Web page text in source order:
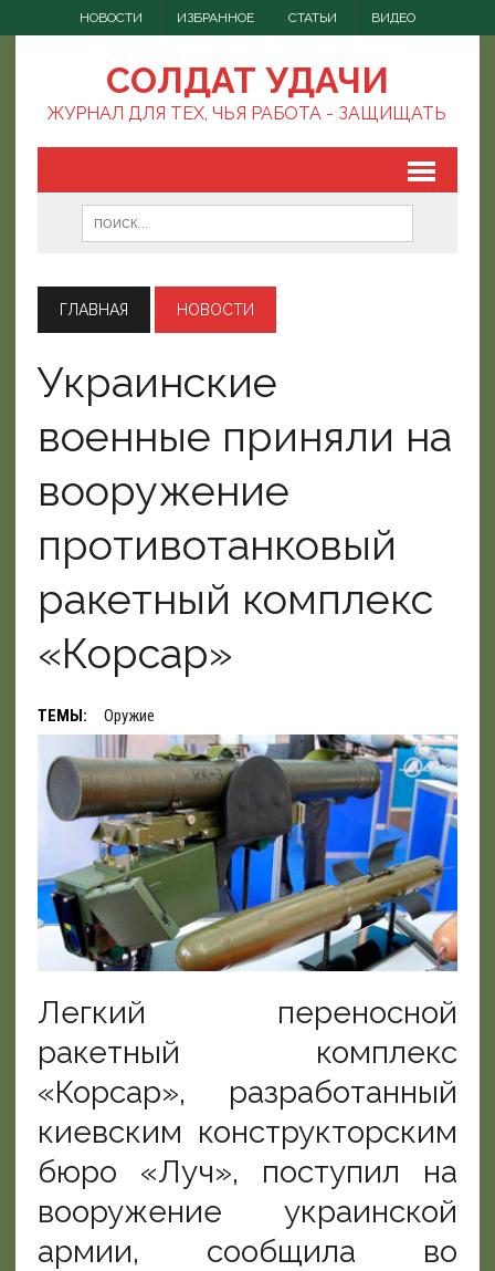
НОВОСТИ ИЗБРАННОЕ СТАТЬИ ВИДЕО
СОЛДАТ УДАЧИ
ЖУРНАЛ ДЛЯ ТЕХ, ЧЬЯ РАБОТА - ЗАЩИЩАТЬ
ГЛАВНАЯ НОВОСТИ
Украинские
военные приняли на
вооружение
противотанковый
ракетный комплекс
«Корсар»
ТЕМЫ: Оружие
Легкий переносной
ракетный комплекс
«Корсар», разработанный
киевским конструкторским
бюро «Луч», поступил на
вооружение украинской
армии, сообщила во